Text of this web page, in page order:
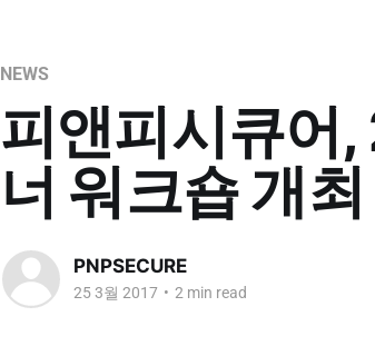
NEWS
피앤피시큐어,
너 워크숍 개최
PNPSECURE
25 3월 2017 • 2 min read